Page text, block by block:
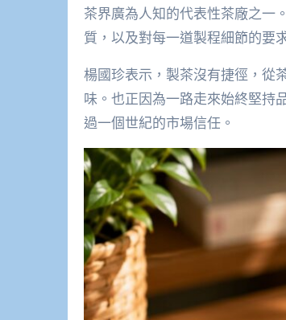
茶界廣為人知的代表性茶廠之一
質，以及對每一道製程細節的要
楊國珍表示，製茶沒有捷徑，從
味。也正因為一路走來始終堅持
過一個世紀的市場信任。